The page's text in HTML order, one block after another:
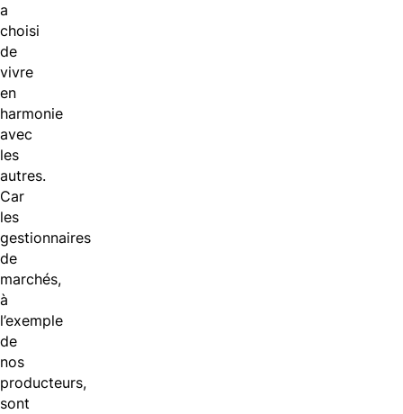
a
choisi
de
vivre
en
harmonie
avec
les
autres.
Car
les
gestionnaires
de
marchés,
à
l’exemple
de
nos
producteurs,
sont